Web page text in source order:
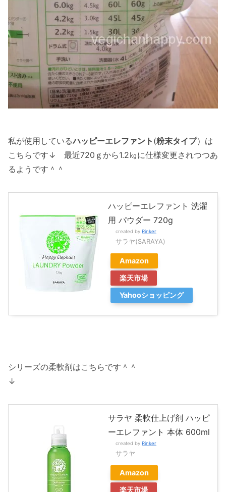
私が使用しているハッピーエレファント (粉末タイプ）は
こちらです↓ 最近720ｇから1.2㎏に仕様変更されつつあ
るようです＾＾
ハッピーエレファント 洗濯
用 パウダー 720g
created by Rinker
サラヤ(SARAYA)
Amazon
楽天市場
Yahooショッピング
シリーズの柔軟剤はこちらです＾＾
↓
サラヤ 柔軟仕上げ剤 ハッピ
ーエレファント 本体 600ml
created by Rinker
サラヤ
Amazon
楽天市場